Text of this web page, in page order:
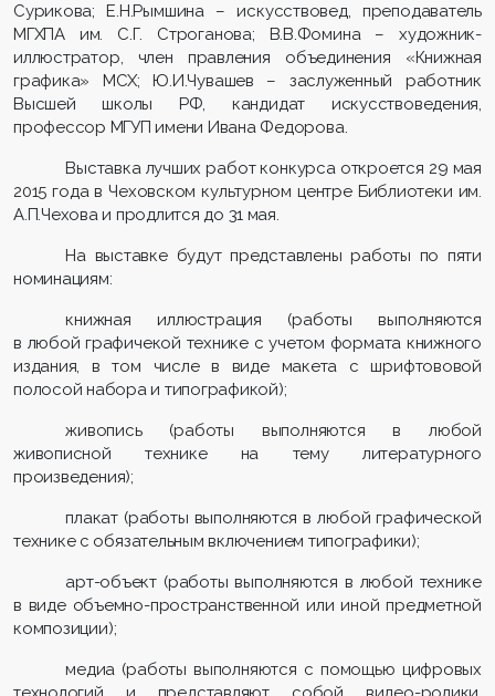
Сурикова; Е.Н.Рымшина – искусствовед, преподаватель
МГХПА им. С.Г. Строганова; В.В.Фомина – художник-
иллюстратор, член правления объединения «Книжная
графика» МСХ; Ю.И.Чувашев – заслуженный работник
Высшей школы РФ, кандидат искусствоведения,
профессор МГУП имени Ивана Федорова.
Выставка лучших работ конкурса откроется 29 мая
2015 года в Чеховском культурном центре Библиотеки им.
А.П.Чехова и продлится до 31 мая.
На выставке будут представлены работы по пяти
номинациям:
книжная иллюстрация (работы выполняются
в любой графичекой технике с учетом формата книжного
издания, в том числе в виде макета с шрифтововой
полосой набора и типографикой);
живопись (работы выполняются в любой
живописной технике на тему литературного
произведения);
плакат (работы выполняются в любой графической
технике с обязательным включением типографики);
арт-объект (работы выполняются в любой технике
в виде объемно-пространственной или иной предметной
композиции);
медиа (работы выполняются с помощью цифровых